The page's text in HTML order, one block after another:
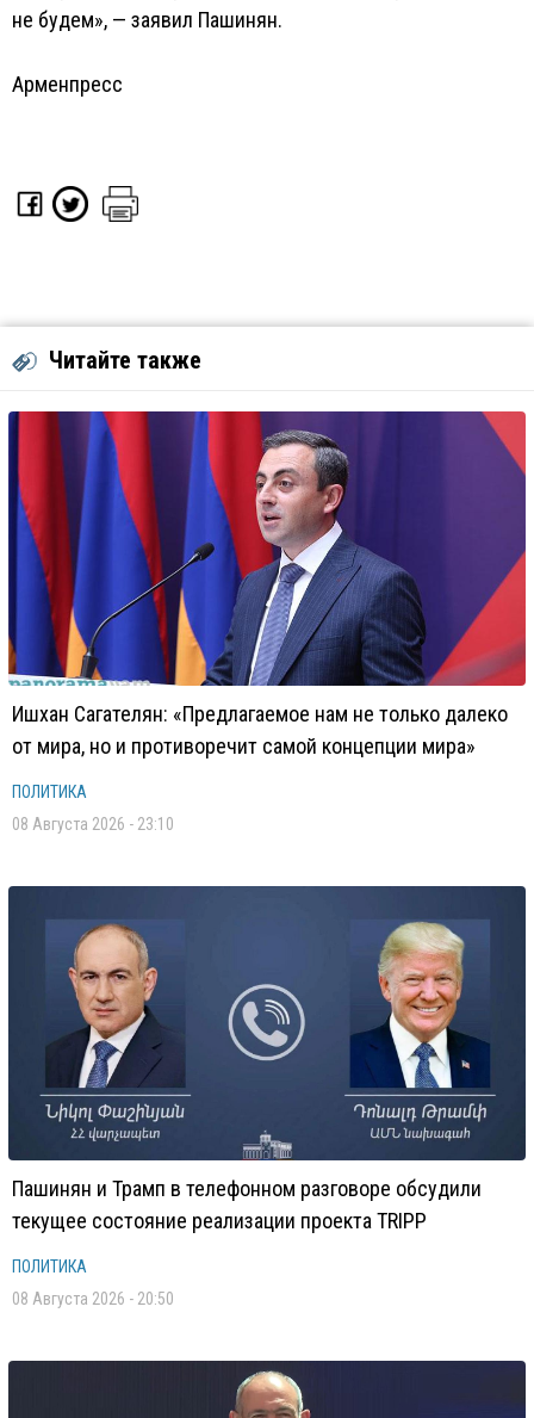
не будем», — заявил Пашинян.
Арменпресс
Читайте также
Ишхан Сагателян: «Предлагаемое нам не только далеко
от мира, но и противоречит самой концепции мира»
ПОЛИТИКА
08 Августа 2026 - 23:10
Пашинян и Трамп в телефонном разговоре обсудили
текущее состояние реализации проекта TRIPP
ПОЛИТИКА
08 Августа 2026 - 20:50